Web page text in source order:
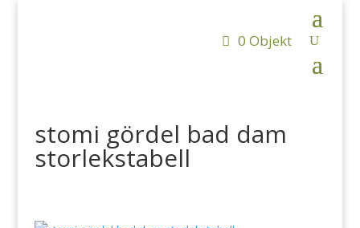
0 Objekt
stomi gördel bad dam
storlekstabell